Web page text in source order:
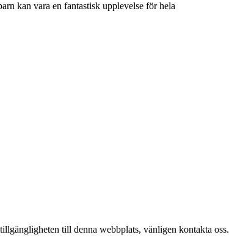
kan vara en fantastisk upplevelse för hela
till denna webbplats, vänligen kontakta oss.